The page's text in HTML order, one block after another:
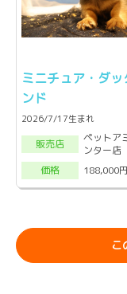
ミニチュア・ダッ
ンド
2026/7/17生まれ
販売店
ペットア
ンター店
価格
188,000円
こ